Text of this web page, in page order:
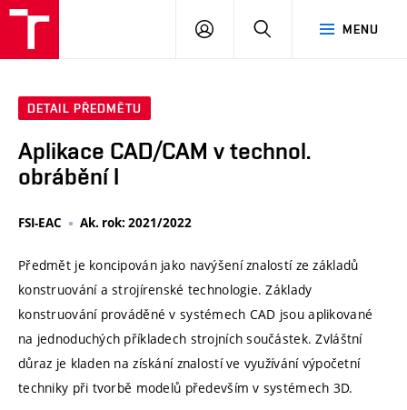
MENU
PŘIHLÁSIT
DETAIL PŘEDMĚTU
Aplikace CAD/CAM v technol.
obrábění I
FSI-EAC Ak. rok: 2021/2022
Předmět je koncipován jako navýšení znalostí ze základů
konstruování a strojírenské technologie. Základy
konstruování prováděné v systémech CAD jsou aplikované
na jednoduchých příkladech strojních součástek. Zvláštní
důraz je kladen na získání znalostí ve využívání výpočetní
techniky při tvorbě modelů především v systémech 3D.